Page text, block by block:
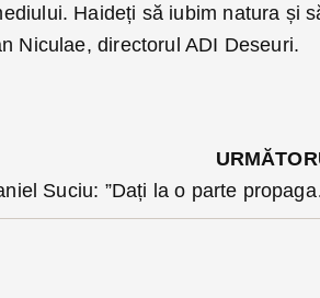
Haideți să iubim natura și
Niculae, directorul ADI Deseuri.
Deputatul